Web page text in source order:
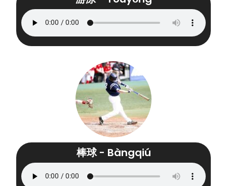
棒球 - Bàngqiú